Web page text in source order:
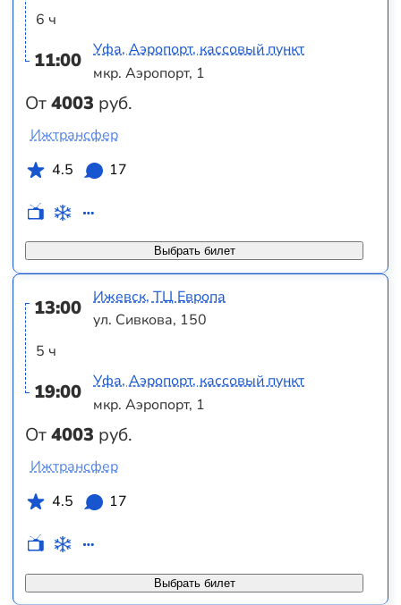
6 ч
11:00
От4003 руб.
Уфа, Аэропорт, кассовый пункт
мкр. Аэропорт, 1
Выбрать билет
Ижтрансфер
4.5
17
13:00
5 ч
19:00
От4003 руб.
Ижевск, ТЦ Европа
ул. Сивкова, 150
Уфа, Аэропорт, кассовый пункт
мкр. Аэропорт, 1
Выбрать билет
Ижтрансфер
4.5
17